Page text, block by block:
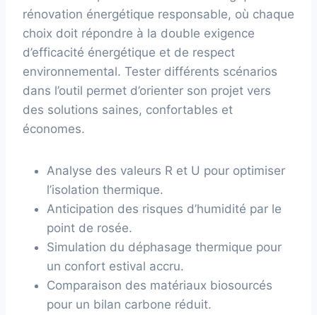
rénovation énergétique responsable, où chaque
choix doit répondre à la double exigence
d’efficacité énergétique et de respect
environnemental. Tester différents scénarios
dans l’outil permet d’orienter son projet vers
des solutions saines, confortables et
économes.
Analyse des valeurs R et U pour optimiser
l’isolation thermique.
Anticipation des risques d’humidité par le
point de rosée.
Simulation du déphasage thermique pour
un confort estival accru.
Comparaison des matériaux biosourcés
pour un bilan carbone réduit.